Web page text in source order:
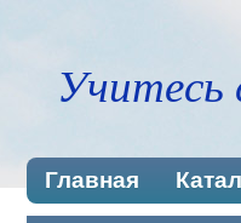
Учитесь
Главная